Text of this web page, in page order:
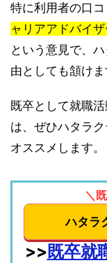
特に利用者の口
ャリアアドバイ
という意見で、
由としても頷けま
既卒として就職
は、ぜひハタラ
オススメします。
＼
ハタラ
>>既卒就